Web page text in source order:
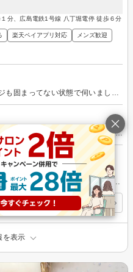
分、広島電鉄1号線 八丁堀電停 徒歩６分
楽天ペイアプリ対応 メンズ歓迎
初めてのお店でなりたい自分のイメージも固まってない状態で伺いましたが落ち着いた雰囲気でいろいろ聞いてくださってイメージをひきだしてくださいました。最初から最後まで痛いや痒いもなくシャンプーも含めて優しく丁寧で気持ちいい施術でした。皆さんお人柄も柔らかくて落ち着ける雰囲気のお店で、ぜひまた行きたいと思います。閉店間際になってしまい、申し訳なかったですが丁寧にご対応くださいまして、ありがとうございました。
Highly recommended! One of the best hair salons at the center of Hiroshima.
完全におまかせでいい感じにしてもらえるのでとても頼りになりますm(_ _)m ここに通い始めて自分のくせ毛が好きになれました(笑)
ミを見る
を表示